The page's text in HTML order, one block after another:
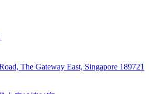
The Gateway East, Singapore 189721